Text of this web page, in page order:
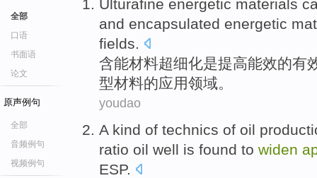
全部
口语
书面语
论文
原声例句
全部
音频例句
视频例句
Ulturafine energetic materials
and encapsulated energetic
fields.
含能材料超细化是提高能效的有
型材料的应用领域。
youdao
A kind of technics of oil
ratio oil well is found to widen
ESP.